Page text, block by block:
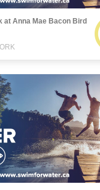
at Anna Mae Bacon Bird